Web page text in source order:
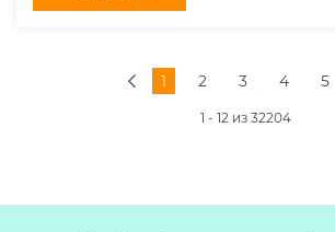
1 2 3 4 5
1 - 12 из 32204